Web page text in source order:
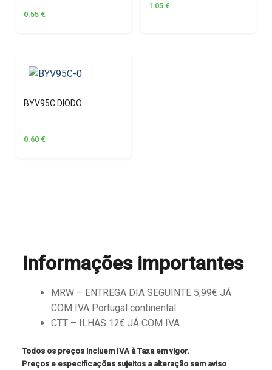
0.55 €
1.05 €
BYV95C DIODO
0.60 €
Informações importantes
MRW – ENTREGA DIA SEGUINTE 5,99€ JÁ
COM IVA Portugal continental
CTT – ILHAS 12€ JÁ COM IVA
Todos os preços incluem IVA à Taxa em vigor.
Preços e especificações sujeitos a alteração sem aviso